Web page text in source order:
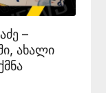
–
ახალი